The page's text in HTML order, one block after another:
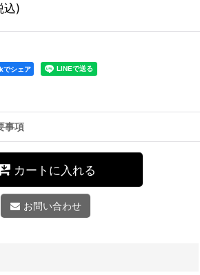
込)
でシェア
事項
カートに入れる
お問い合わせ